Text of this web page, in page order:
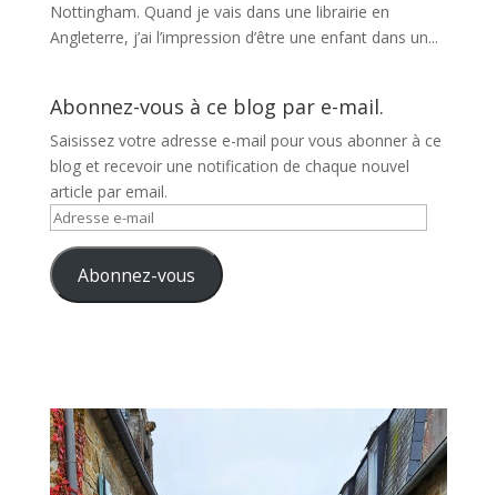
Nottingham. Quand je vais dans une librairie en
Angleterre, j’ai l’impression d’être une enfant dans un...
Abonnez-vous à ce blog par e-mail.
Saisissez votre adresse e-mail pour vous abonner à ce
blog et recevoir une notification de chaque nouvel
article par email.
Adresse
mail Abonnez-vous